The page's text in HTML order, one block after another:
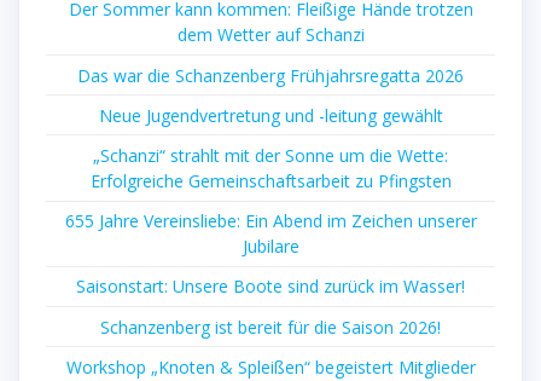
Der Sommer kann kommen: Fleißige Hände trotzen
dem Wetter auf Schanzi
Das war die Schanzenberg Frühjahrsregatta 2026
Neue Jugendvertretung und -leitung gewählt
„Schanzi“ strahlt mit der Sonne um die Wette:
Erfolgreiche Gemeinschaftsarbeit zu Pfingsten
655 Jahre Vereinsliebe: Ein Abend im Zeichen unserer
Jubilare
Saisonstart: Unsere Boote sind zurück im Wasser!
Schanzenberg ist bereit für die Saison 2026!
Workshop „Knoten & Spleißen“ begeistert Mitglieder